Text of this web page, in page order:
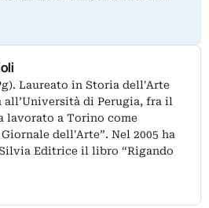
Laureato in Storia dell'Arte
all’Università di Perugia, fra il
lavorato a Torino come
dell'Arte”. Nel 2005 ha
Editrice il libro “Rigando